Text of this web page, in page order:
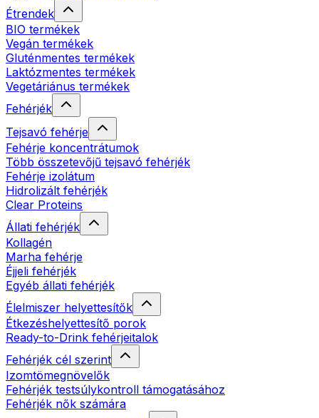
Étrendek
BIO termékek
Vegán termékek
Gluténmentes termékek
Laktózmentes termékek
Vegetáriánus termékek
Fehérjék
Tejsavó fehérje
Fehérje koncentrátumok
Több összetevőjű tejsavó fehérjék
Fehérje izolátum
Hidrolizált fehérjék
Clear Proteins
Állati fehérjék
Kollagén
Marha fehérje
Éjjeli fehérjék
Egyéb állati fehérjék
Élelmiszer helyettesítők
Étkezéshelyettesítő porok
Ready-to-Drink fehérjeitalok
Fehérjék cél szerint
Izomtömegnövelők
Fehérjék testsúlykontroll támogatásához
Fehérjék nők számára